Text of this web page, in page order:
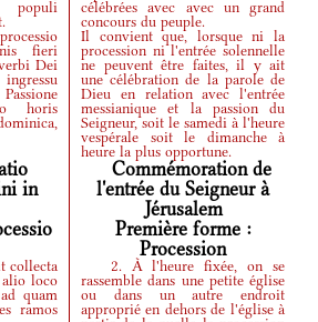
populi
fieri
Dei
horis
célébrées avec avec un grand
concours du peuple.
Il convient que, lorsque ni la
procession ni l'entrée solennelle
ne peuvent être faites, il y ait
une célébration de la parole de
Dieu en relation avec l'entrée
messianique et la passion du
Seigneur, soit le samedi à l'heure
vespérale soit le dimanche à
heure la plus opportune.
in
Commémoration de
l'entrée du Seigneur à
Jérusalem
Première forme :
Procession
collecta
loco
quam
ramos
2. À l'heure fixée, on se
rassemble dans une petite église
ou dans un autre endroit
approprié en dehors de l'église à